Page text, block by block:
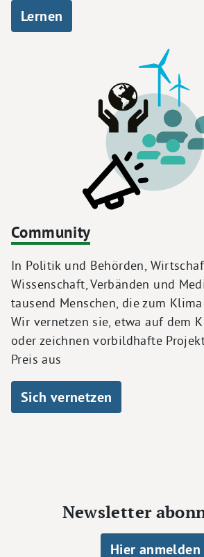
Lernen
Community
In Politik und Behörden,
Wissenschaft, Verbänden und
tausend Menschen, die zum
Wir vernetzen sie, etwa auf dem
oder zeichnen vorbildhafte
Preis aus
Sich vernetzen
Newsletter
Hier anmelden